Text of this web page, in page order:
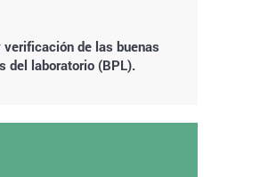
verificación de las buenas
del laboratorio (BPL).